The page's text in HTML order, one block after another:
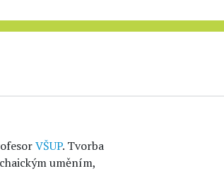
VŠUP. Tvorba
uměním,